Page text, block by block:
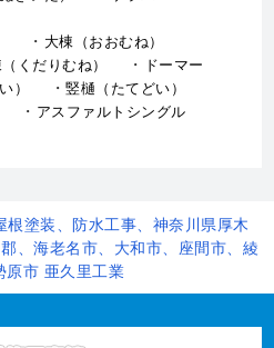
大棟（おおむね）
くだりむね）
ドーマー
）
竪樋（たてどい）
アスファルトシングル
塗装、防水工事、神奈川県厚木
、海老名市、大和市、座間市、綾
原市 亜久里工業